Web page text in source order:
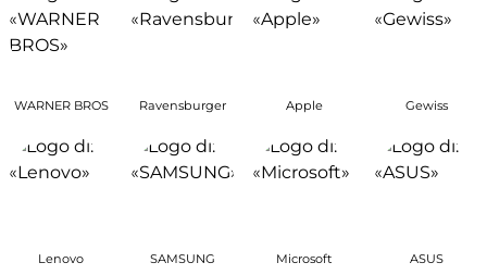
WARNER BROS Ravensburger Apple Gewiss
Lenovo SAMSUNG Microsoft ASUS